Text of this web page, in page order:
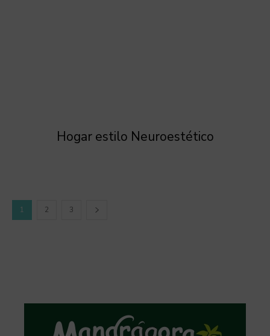
Hogar estilo Neuroestético
1 2 3